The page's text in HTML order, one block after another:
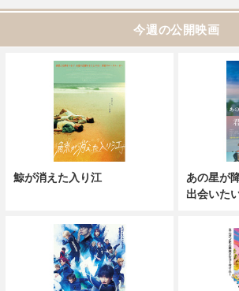
今週の公開映画
鯨が消えた入り江
あの星が
出会いたい